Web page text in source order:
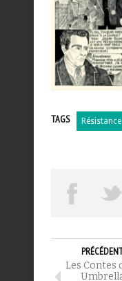
TAGS Résistance
Les Contes